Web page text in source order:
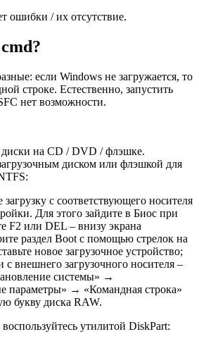
ошибки / их отсутствие.
если Windows не загружается, то
строке. Естественно, запустить
нет возможности.
диски на CD / DVD / флэшке.
диском или флэшкой для
загрузку с соответствующего носителя
Для этого зайдите в Биос при
F2 или DEL – внизу экрана
раздел Boot с помощью стрелок на
новое загрузочное устройство;
с внешнего загрузочного носителя –
системы» →
параметры» → «Командная строка»
букву диска RAW.
утилитой DiskPart: